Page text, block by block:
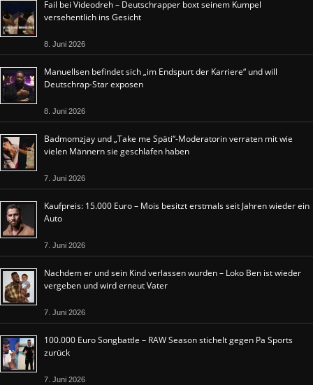
Fail bei Videodreh – Deutschrapper boxt seinem Kumpel
versehentlich ins Gesicht
8. Juni 2026
Manuellsen befindet sich „im Endspurt der Karriere“ und will
Deutschrap-Star exposen
8. Juni 2026
Badmomzjay und „Take me Späti“-Moderatorin verraten mit wie
vielen Männern sie geschlafen haben
7. Juni 2026
Kaufpreis: 15.000 Euro – Mois besitzt erstmals seit Jahren wieder ein
Auto
7. Juni 2026
Nachdem er und sein Kind verlassen wurden – Loko Ben ist wieder
vergeben und wird erneut Vater
7. Juni 2026
100.000 Euro Songbattle – RAW Season stichelt gegen Pa Sports
zurück
7. Juni 2026